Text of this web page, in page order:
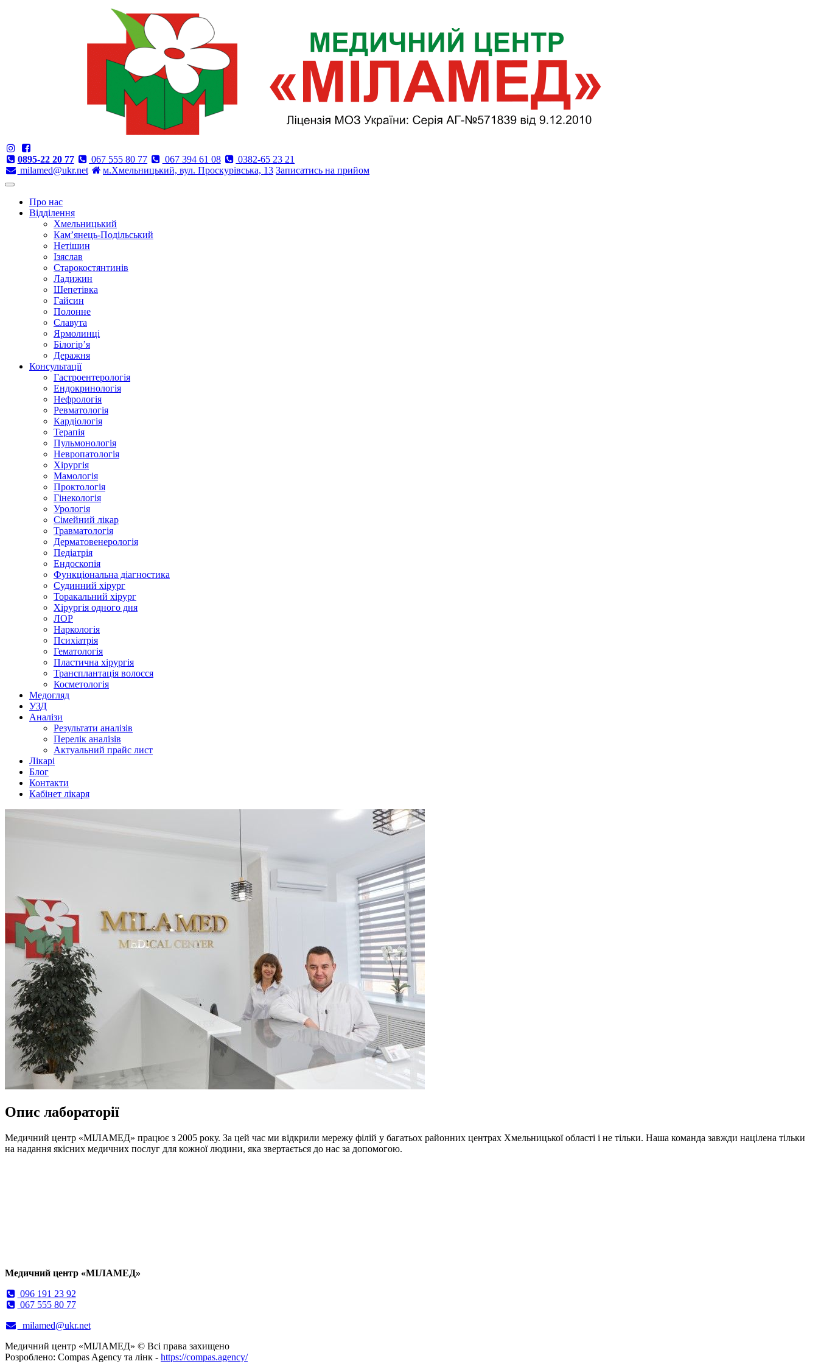
0895-22 20 77 067 555 80 77 067 394 61 08
0382-65 23 21
milamed@ukr.net
м.Хмельницький, вул. Проскурівська, 13 Записатись на прийом
Про нас
Відділення
Хмельницький
Кам’янець-Подільський
Нетішин
Ізяслав
Старокостянтинів
Ладижин
Шепетівка
Гайсин
Полонне
Славута
Ярмолинці
Білогір’я
Деражня
Консультації
Гастроентерологія
Ендокринологія
Нефрологія
Ревматологія
Кардіологія
Терапія
Пульмонологія
Невропатологія
Хірургія
Мамологія
Проктологія
Гінекологія
Урологія
Сімейний лікар
Травматологія
Дерматовенерологія
Педіатрія
Ендоскопія
Функціональна діагностика
Судинний хірург
Торакальний хірург
Хірургія одного дня
ЛОР
Наркологія
Психіатрія
Гематологія
Пластична хірургія
Трансплантація волосся
Косметологія
Медогляд
УЗД
Аналізи
Результати аналізів
Перелік аналізів
Актуальний прайс лист
Лікарі
Блог
Контакти
Кабінет лікаря
Опис лабораторії
Медичний центр «МІЛАМЕД» працює з 2005 року. За цей час ми відкрили мережу філій у багатьох районних центрах Хмельницької області і не тільки. Наша команда завжди націлена тільки
на надання якісних медичних послуг для кожної людини, яка звертається до нас за допомогою.
Медичний центр «МІЛАМЕД»
096 191 23 92
067 555 80 77
milamed@ukr.net
Медичний центр «МІЛАМЕД» © Всі права захищено
Розроблено: Compas Agency та лінк - https://compas.agency/